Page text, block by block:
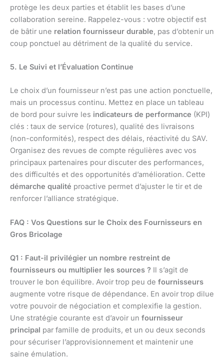
protège les deux parties et établit les bases d’une
collaboration sereine. Rappelez-vous : votre objectif est
de bâtir une relation fournisseur durable, pas d’obtenir un
coup ponctuel au détriment de la qualité du service.
5. Le Suivi et l’Évaluation Continue
Le choix d’un fournisseur n’est pas une action ponctuelle,
mais un processus continu. Mettez en place un tableau
de bord pour suivre les indicateurs de performance (KPI)
clés : taux de service (rotures), qualité des livraisons
(non-conformités), respect des délais, réactivité du SAV.
Organisez des revues de compte régulières avec vos
principaux partenaires pour discuter des performances,
des difficultés et des opportunités d’amélioration. Cette
démarche qualité proactive permet d’ajuster le tir et de
renforcer l’alliance stratégique.
FAQ : Vos Questions sur le Choix des Fournisseurs en
Gros Bricolage
Q1 : Faut-il privilégier un nombre restreint de
fournisseurs ou multiplier les sources ? Il s’agit de
trouver le bon équilibre. Avoir trop peu de fournisseurs
augmente votre risque de dépendance. En avoir trop dilue
votre pouvoir de négociation et complexifie la gestion.
Une stratégie courante est d’avoir un fournisseur
principal par famille de produits, et un ou deux seconds
pour sécuriser l’approvisionnement et maintenir une
saine émulation.